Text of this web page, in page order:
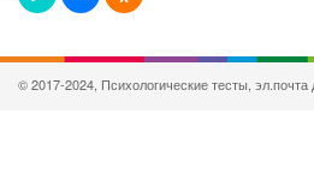
© 2017-2024, Психологические тесты, эл.почта